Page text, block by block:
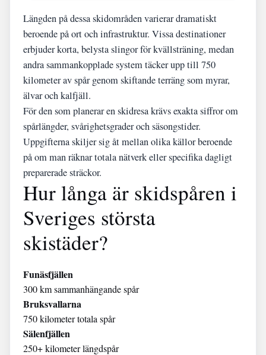
Längden på dessa skidområden varierar dramatiskt
beroende på ort och infrastruktur. Vissa destinationer
erbjuder korta, belysta slingor för kvällsträning, medan
andra sammankopplade system täcker upp till 750
kilometer av spår genom skiftande terräng som myrar,
älvar och kalfjäll.
För den som planerar en skidresa krävs exakta siffror om
spårlängder, svårighetsgrader och säsongstider.
Uppgifterna skiljer sig åt mellan olika källor beroende
på om man räknar totala nätverk eller specifika dagligt
preparerade sträckor.
Hur långa är skidspåren i
Sveriges största
skistäder?
Funäsfjällen
300 km sammanhängande spår
Bruksvallarna
750 kilometer totala spår
Sälenfjällen
250+ kilometer längdspår